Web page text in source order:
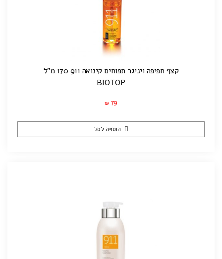
קצף חפיפה ויניגר תפוחים קינואה 911 170 מ"ל
BIOTOP
₪ 79
הוספה לסל